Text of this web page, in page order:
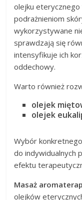
olejku
podrażnieniom
wykorzystywane
sprawdzają się
intensyfikuje ich
oddechowy.
Warto również
olejek
olejek
Wybór
do indywidualnych
efektu
Masaż
olejków